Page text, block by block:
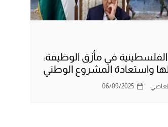
في مأزق الوظيفة:
واستعادة المشروع الوطني
06/09/2025